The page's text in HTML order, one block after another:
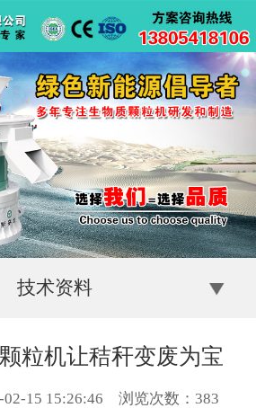
技术资料
粒机让秸秆变废为宝
02-15 15:26:46 浏览次数： 383